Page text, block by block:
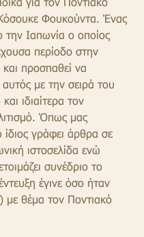
για τον Ποντιακό
Φουκούντα. Ένας
την Ιαπωνία ο οποίος
περίοδο στην
προσπαθεί να
αυτός με την σειρά του
ιδιαίτερα τον
Όπως μας
ίδιος γράφει άρθρα σε
ιστοσελίδα ενώ
συνέδριο το
έγινε όσο ήταν
με θέμα τον Ποντιακό